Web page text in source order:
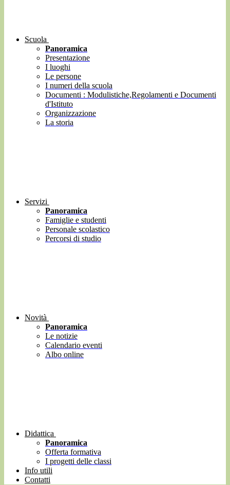
Scuola
Panoramica
Presentazione
I luoghi
Le persone
I numeri della scuola
Documenti : Modulistiche,Regolamenti e Documenti
d'Istituto
Organizzazione
La storia
Servizi
Panoramica
Famiglie e studenti
Personale scolastico
Percorsi di studio
Novità
Panoramica
Le notizie
Calendario eventi
Albo online
Didattica
Panoramica
Offerta formativa
I progetti delle classi
Info utili
Contatti